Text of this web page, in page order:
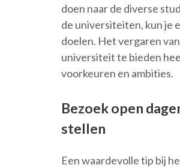
doen naar de diverse
de universiteiten, kun je
doelen. Het vergaren
universiteit te bieden
voorkeuren en ambities.
Bezoek open
stellen
Een waardevolle tip bij